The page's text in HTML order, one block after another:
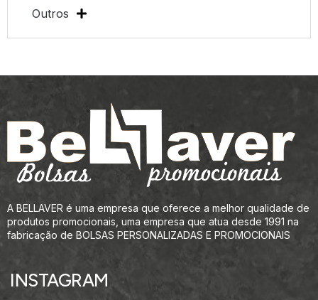
Outros
A BELLAVER é uma empresa que oferece a melhor qualidade de
produtos promocionais, uma empresa que atua desde 1991 na
fabricação de BOLSAS PERSONALIZADAS E PROMOCIONAIS
INSTAGRAM